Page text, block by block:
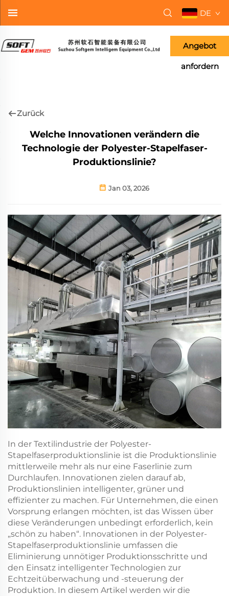
DE
Angebot
anfordern
Zurück
Welche Innovationen verändern die
Technologie der Polyester-Stapelfaser-
Produktionslinie?
Jan 03, 2026
In der Textilindustrie der Polyester-
Stapelfaserproduktionslinie ist die Produktionslinie
mittlerweile mehr als nur eine Faserlinie zum
Durchlaufen. Innovationen zielen darauf ab,
Produktionslinien intelligenter, grüner und
effizienter zu machen. Für Unternehmen, die einen
Vorsprung erlangen möchten, ist das Wissen über
diese Veränderungen unbedingt erforderlich, kein
„schön zu haben“. Innovationen in der Polyester-
Stapelfaserproduktionslinie umfassen die
Eliminierung unnötiger Produktionsschritte und
den Einsatz intelligenter Technologien zur
Echtzeitüberwachung und -steuerung der
Produktion. In diesem Artikel werden wir die